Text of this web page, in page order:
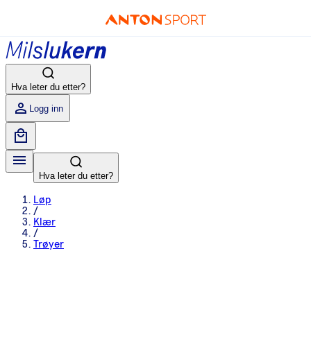
Hva leter du etter?
Logg inn
Hva leter du etter?
Løp
/
Klær
/
Trøyer